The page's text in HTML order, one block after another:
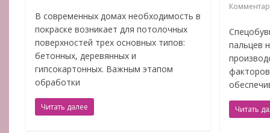
В современных домах необходимость в
покраске возникает для потолочных
поверхностей трех основных типов:
бетонных, деревянных и
гипсокартонных. Важным этапом
обработки
Читать далее
пальцев
Читать